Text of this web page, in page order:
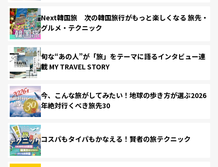
Next韓国旅 次の韓国旅行がもっと楽しくなる 旅先・
グルメ・テクニック
旬な“あの人”が「旅」をテーマに語るインタビュー連
載 MY TRAVEL STORY
今、こんな旅がしてみたい！地球の歩き方が選ぶ2026
年絶対行くべき旅先30
コスパもタイパもかなえる！賢者の旅テクニック